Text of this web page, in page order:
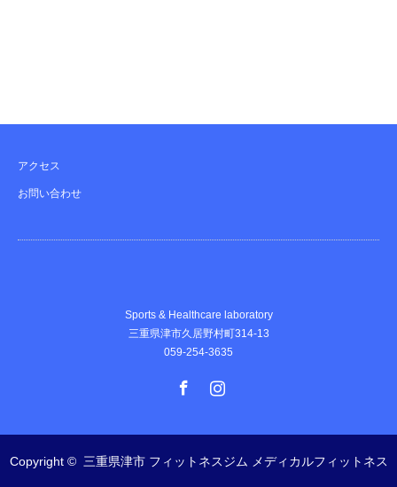
アクセス
お問い合わせ
Sports & Healthcare laboratory
三重県津市久居野村町314-13
059-254-3635
Copyright © 三重県津市 フィットネスジム メディカルフィットネス